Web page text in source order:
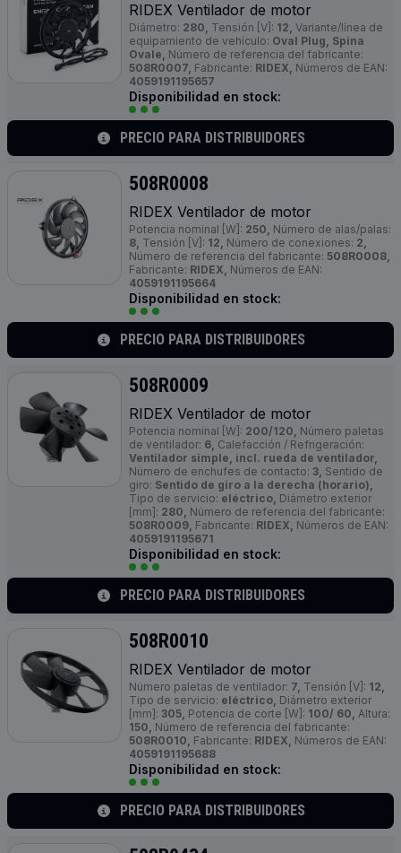
RIDEX Ventilador de motor
Diámetro: 280, Tensión [V]: 12, Variante/línea de
equipamiento de vehículo: Oval Plug, Spina
Ovale, Número de referencia del fabricante:
508R0007, Fabricante: RIDEX, Números de EAN:
4059191195657
Disponibilidad en stock:
PRECIO PARA DISTRIBUIDORES
508R0008
RIDEX Ventilador de motor
Potencia nominal [W]: 250, Número de alas/palas:
8, Tensión [V]: 12, Número de conexiones: 2,
Número de referencia del fabricante: 508R0008,
Fabricante: RIDEX, Números de EAN:
4059191195664
Disponibilidad en stock:
PRECIO PARA DISTRIBUIDORES
508R0009
RIDEX Ventilador de motor
Potencia nominal [W]: 200/120, Número paletas
de ventilador: 6, Calefacción / Refrigeración:
Ventilador simple, incl. rueda de ventilador,
Número de enchufes de contacto: 3, Sentido de
giro: Sentido de giro a la derecha (horario),
Tipo de servicio: eléctrico, Diámetro exterior
[mm]: 280, Número de referencia del fabricante:
508R0009, Fabricante: RIDEX, Números de EAN:
4059191195671
Disponibilidad en stock:
PRECIO PARA DISTRIBUIDORES
508R0010
RIDEX Ventilador de motor
Número paletas de ventilador: 7, Tensión [V]: 12,
Tipo de servicio: eléctrico, Diámetro exterior
[mm]: 305, Potencia de corte [W]: 100/ 60, Altura:
150, Número de referencia del fabricante:
508R0010, Fabricante: RIDEX, Números de EAN:
4059191195688
Disponibilidad en stock:
PRECIO PARA DISTRIBUIDORES